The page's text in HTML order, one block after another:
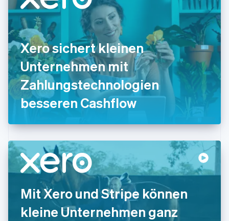
Xero sichert kleinen
Unternehmen mit
Zahlungstechnologien
besseren Cashflow
Mit Xero und Stripe können
kleine Unternehmen ganz
Frankreich
FrançaisEnglish
Gibraltar
English
Griechenland
English
Indien
English
Irland
English
Japan
日本語English
Kanada
EnglishFrançais
Kroatien
English Italiano
Lettland
Liechtenstein